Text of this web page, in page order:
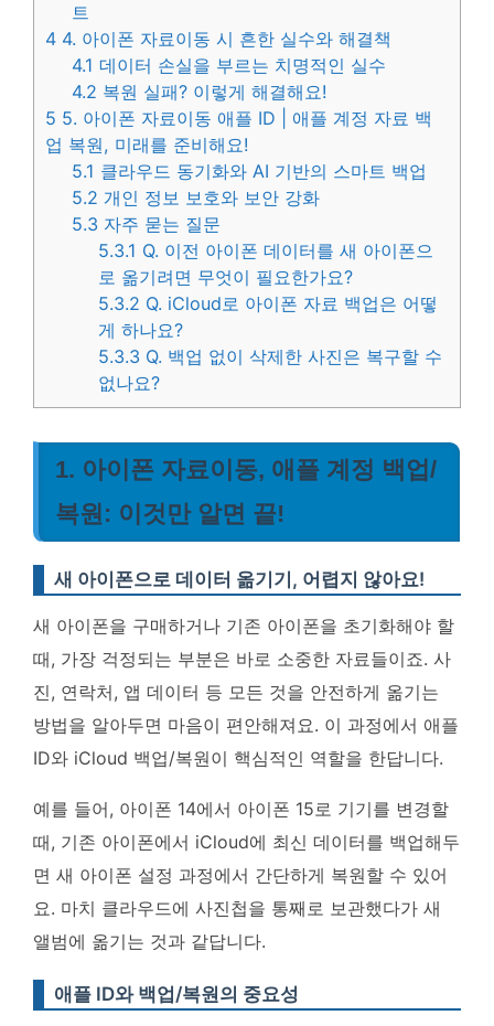
트
4 4. 아이폰 자료이동 시 흔한 실수와 해결책
4.1 데이터 손실을 부르는 치명적인 실수
4.2 복원 실패? 이렇게 해결해요!
5 5. 아이폰 자료이동 애플 ID | 애플 계정 자료 백
업 복원, 미래를 준비해요!
5.1 클라우드 동기화와 AI 기반의 스마트 백업
5.2 개인 정보 보호와 보안 강화
5.3 자주 묻는 질문
5.3.1 Q. 이전 아이폰 데이터를 새 아이폰으
로 옮기려면 무엇이 필요한가요?
5.3.2 Q. iCloud로 아이폰 자료 백업은 어떻
게 하나요?
5.3.3 Q. 백업 없이 삭제한 사진은 복구할 수
없나요?
1. 아이폰 자료이동, 애플 계정 백업/
복원: 이것만 알면 끝!
새 아이폰으로 데이터 옮기기, 어렵지 않아요!
새 아이폰을 구매하거나 기존 아이폰을 초기화해야 할
때, 가장 걱정되는 부분은 바로 소중한 자료들이죠. 사
진, 연락처, 앱 데이터 등 모든 것을 안전하게 옮기는
방법을 알아두면 마음이 편안해져요. 이 과정에서 애플
ID와 iCloud 백업/복원이 핵심적인 역할을 한답니다.
예를 들어, 아이폰 14에서 아이폰 15로 기기를 변경할
때, 기존 아이폰에서 iCloud에 최신 데이터를 백업해두
면 새 아이폰 설정 과정에서 간단하게 복원할 수 있어
요. 마치 클라우드에 사진첩을 통째로 보관했다가 새
앨범에 옮기는 것과 같답니다.
애플 ID와 백업/복원의 중요성